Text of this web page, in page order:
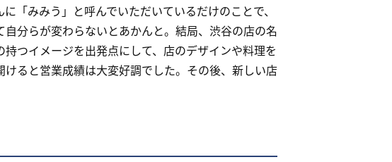
「みみう」と呼んでいただいているだけのことで、
分らが変わらないとあかんと。結局、渋谷の店の名
つイメージを出発点にして、店のデザインや料理を
ると営業成績は大変好調でした。その後、新しい店